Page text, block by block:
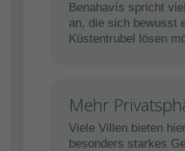
Benahavís spricht
an, die sich bewusst
Küstentrubel lösen
Mehr
Viele Villen bieten
besonders starkes